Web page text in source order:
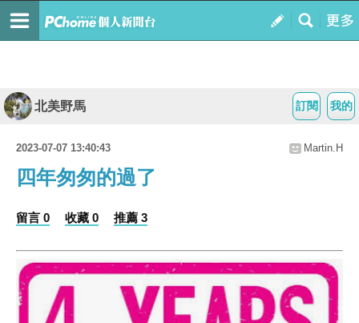
我的
訂閱
北美野馬
2023-07-07 13:40:43 Martin.H
四年匆匆的過了
留言 0 收藏 0 推薦 3